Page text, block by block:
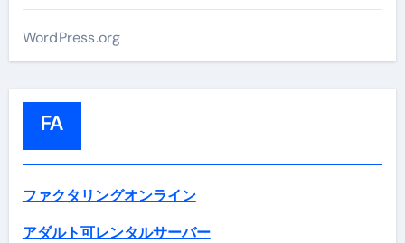
WordPress.org
FA
ファクタリングオンライン
アダルト可レンタルサーバー